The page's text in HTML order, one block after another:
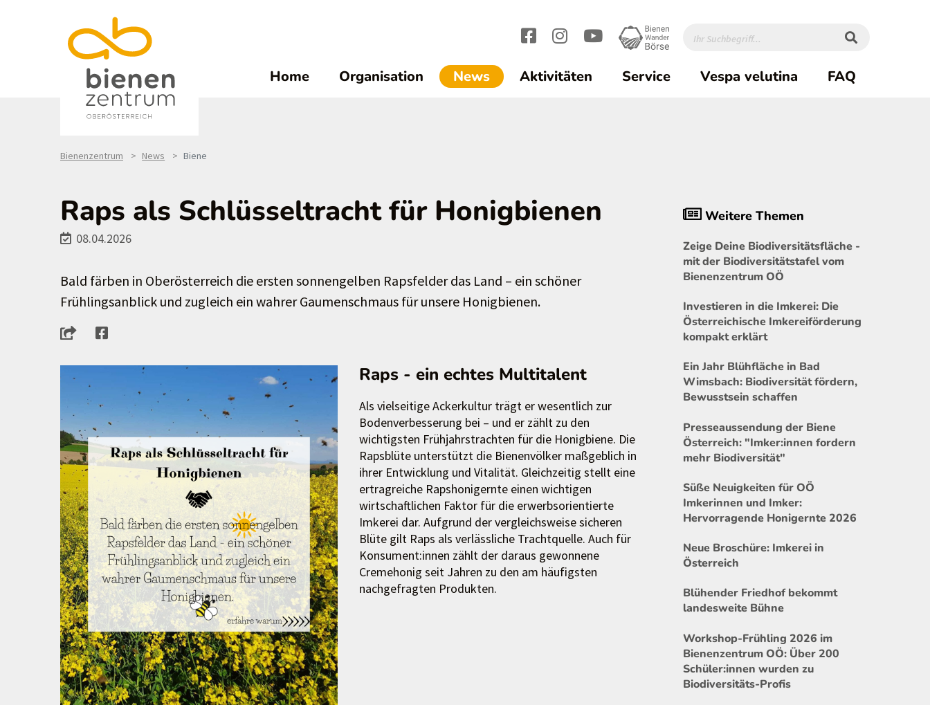
Home Organisation News(current)1
Aktivitäten Service Vespa velutina FAQ
Bienenzentrum News Biene
Raps als Schlüsseltracht für Honigbienen
08.04.2026
Bald färben in Oberösterreich die ersten sonnengelben Rapsfelder das Land – ein schöner
Frühlingsanblick und zugleich ein wahrer Gaumenschmaus für unsere Honigbienen.
Raps - ein echtes Multitalent
Als vielseitige Ackerkultur trägt er wesentlich zur
Bodenverbesserung bei – und er zählt zu den
wichtigsten Frühjahrstrachten für die Honigbiene. Die
Rapsblüte unterstützt die Bienenvölker maßgeblich in
ihrer Entwicklung und Vitalität. Gleichzeitig stellt eine
ertragreiche Rapshonigernte einen wichtigen
wirtschaftlichen Faktor für die erwerbsorientierte
Imkerei dar. Aufgrund der vergleichsweise sicheren
Blüte gilt Raps als verlässliche Trachtquelle. Auch für
Konsument:innen zählt der daraus gewonnene
Cremehonig seit Jahren zu den am häufigsten
nachgefragten Produkten.
Weitere Themen
Zeige Deine Biodiversitätsfläche -
mit der Biodiversitätstafel vom
Bienenzentrum OÖ
Investieren in die Imkerei: Die
Österreichische Imkereiförderung
kompakt erklärt
Ein Jahr Blühfläche in Bad
Wimsbach: Biodiversität fördern,
Bewusstsein schaffen
Presseaussendung der Biene
Österreich: "Imker:innen fordern
mehr Biodiversität"
Süße Neuigkeiten für OÖ
Imkerinnen und Imker:
Hervorragende Honigernte 2026
Neue Broschüre: Imkerei in
Österreich
Blühender Friedhof bekommt
landesweite Bühne
Workshop-Frühling 2026 im
Bienenzentrum OÖ: Über 200
Schüler:innen wurden zu
Biodiversitäts-Profis